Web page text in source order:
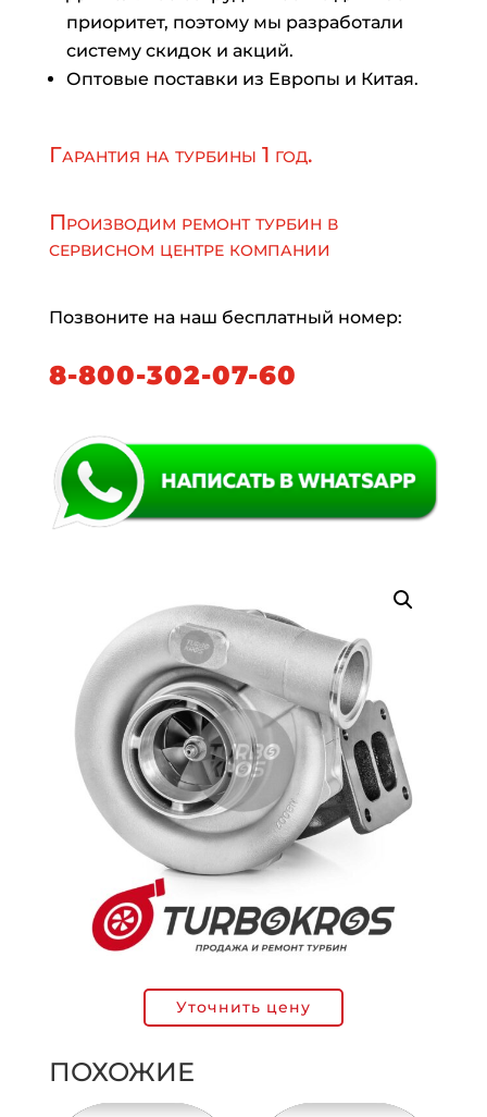
приоритет, поэтому мы разработали
систему скидок и акций.
Оптовые поставки из Европы и Китая.
Гарантия на турбины 1 год.
Производим ремонт турбин в
сервисном центре компании
Позвоните на наш бесплатный номер:
8-800-302-07-60
Уточнить цену
ПОХОЖИЕ